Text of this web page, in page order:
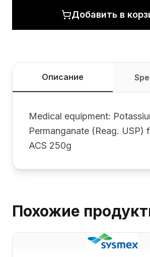
Добавить в
Описание
Medical equipment:
Permanganate (Reag. USP)
ACS 250g
Похожие